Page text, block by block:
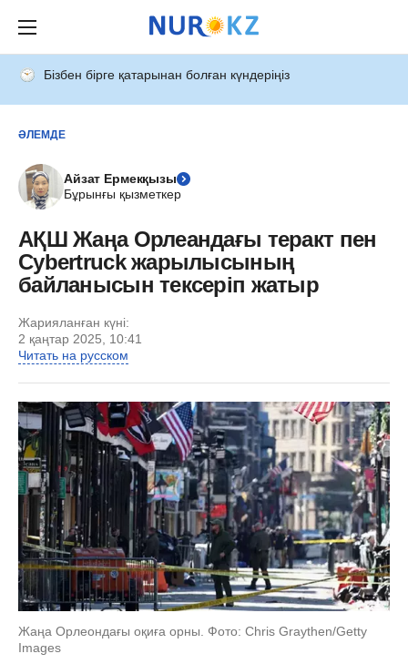
Бізбен бірге қатарынан болған күндеріңіз
ӘЛЕМДЕ
Айзат Ермекқызы
Бұрынғы қызметкер
АҚШ Жаңа Орлеандағы теракт пен
Cybertruck жарылысының
байланысын тексеріп жатыр
Жарияланған күні:
2 қаңтар 2025, 10:41
Читать на русском
Жаңа Орлеондағы оқиға орны. Фото: Chris Graythen/Getty
Images